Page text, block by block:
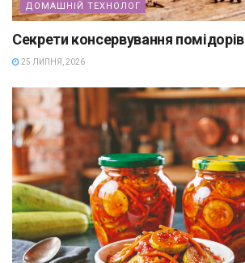
ДОМАШНІЙ ТЕХНОЛОГ
Секрети консервування помідорів
25 ЛИПНЯ, 2026